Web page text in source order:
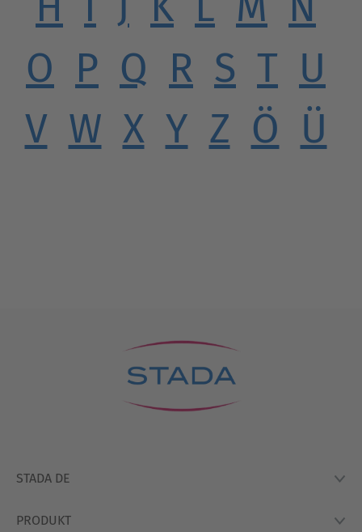
O P Q R S T U
V W X Y Z Ö Ü
STADA DE
Lexikon
PRODUKT